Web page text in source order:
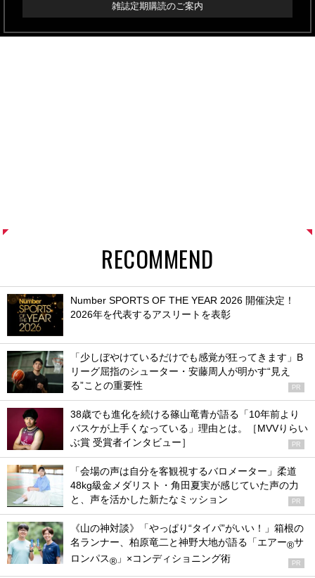
雑誌定期購読のご案内
RECOMMEND
Number SPORTS OF THE YEAR 2026 開催決定！
2026年を代表するアスリートを表彰
「少しぼやけているだけでも感覚が狂ってきます」B
リーグ屈指のシューター・安藤周人が明かす“見え
る”ことの重要性
PR
38歳でも進化を続ける篠山竜青が語る「10年前より
バスケが上手くなっている」理由とは。［MVVりらい
ぶ賞 受賞者インタビュー］
PR
「会場の声は自分を客観視するバロメーター」柔道
48kg級金メダリスト・角田夏実が感じていた声の力
と、声を活かした新たなミッション
PR
《山の神対談》「やっぱり“タイパ”がいい！」箱根の
名ランナー、柏原竜二と神野大地が語る「エアー®サ
ロンパス® 」×コンディショニング術 PR